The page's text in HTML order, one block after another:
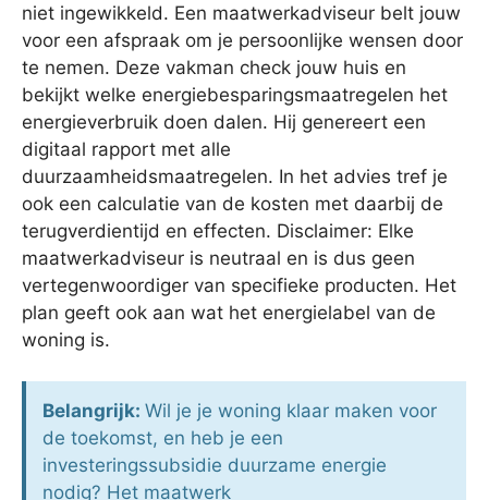
niet ingewikkeld. Een maatwerkadviseur belt jouw
voor een afspraak om je persoonlijke wensen door
te nemen. Deze vakman check jouw huis en
bekijkt welke energiebesparingsmaatregelen het
energieverbruik doen dalen. Hij genereert een
digitaal rapport met alle
duurzaamheidsmaatregelen. In het advies tref je
ook een calculatie van de kosten met daarbij de
terugverdientijd en effecten. Disclaimer: Elke
maatwerkadviseur is neutraal en is dus geen
vertegenwoordiger van specifieke producten. Het
plan geeft ook aan wat het energielabel van de
woning is.
Belangrijk: Wil je je woning klaar maken voor
de toekomst, en heb je een
investeringssubsidie duurzame energie
nodig? Het maatwerk